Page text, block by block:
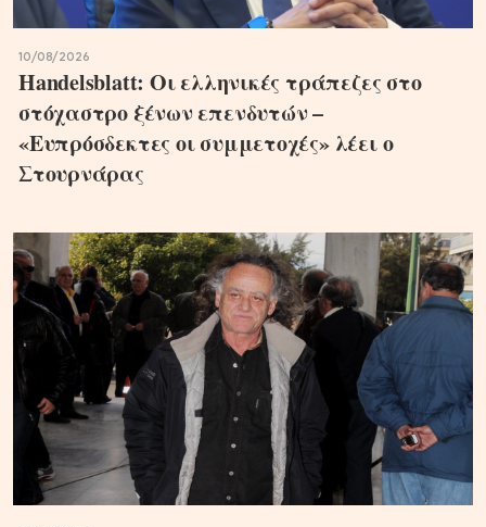
10/08/2026
Handelsblatt: Οι ελληνικές τράπεζες στο
στόχαστρο ξένων επενδυτών –
«Ευπρόσδεκτες οι συμμετοχές» λέει ο
Στουρνάρας